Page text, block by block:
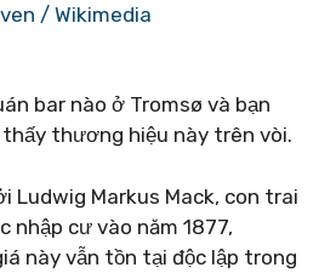
/ Wikimedia
bar nào ở Tromsø và bạn
thấy thương hiệu này trên vòi.
Ludwig Markus Mack, con trai
nhập cư vào năm 1877,
này vẫn tồn tại độc lập trong